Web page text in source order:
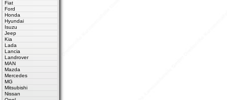
Fiat
Ford
Honda
Hyundai
Isuzu
Jeep
Kia
Lada
Lancia
Landrover
MAN
Mazda
Mercedes
MG
Mitsubishi
Nissan